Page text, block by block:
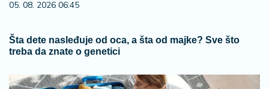
05. 08. 2026 06:45
Šta dete nasleđuje od oca, a šta od majke? Sve što
treba da znate o genetici